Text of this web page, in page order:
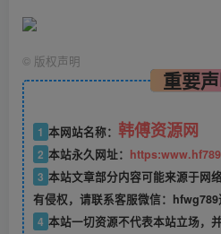
© 版权声明
重要
1 本网站名称： 韩傅资源网
2 本站永久网址：
3 本站文章部分内容可能来源于网
有侵权，请联系客服微信：hfwg789
4 本站一切资源不代表本站立场，